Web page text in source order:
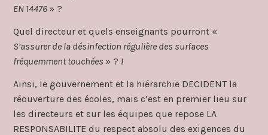
EN 14476 » ?
Quel directeur et quels enseignants pourront «
S’assurer de la désinfection régulière des surfaces
fréquemment touchées » ? !
Ainsi, le gouvernement et la hiérarchie DECIDENT la
réouverture des écoles, mais c’est en premier lieu sur
les directeurs et sur les équipes que repose LA
RESPONSABILITE du respect absolu des exigences du